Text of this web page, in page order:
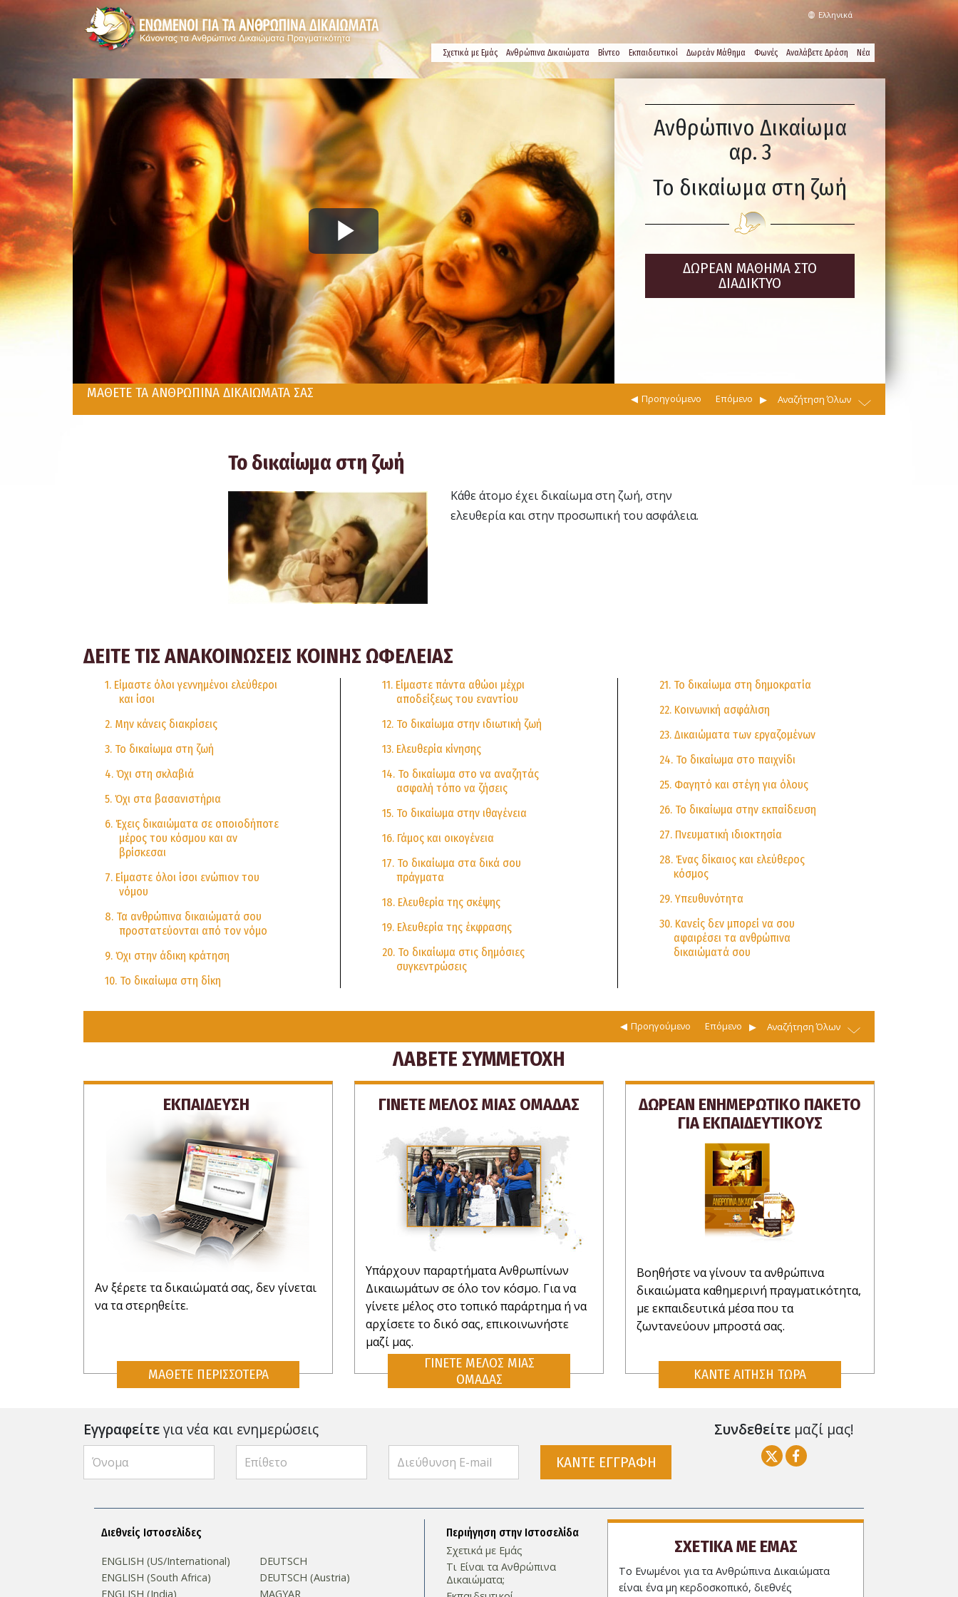
Ελληνικά
Σχετικά µε Εμάς Ανθρώπινα Δικαιώματα Βίντεο Εκπαιδευτικοί Δωρεάν Μάθημα Φωνές Αναλάβετε Δράση Νέα
Play
Video
Ανθρώπινο Δικαίωμα
αρ. 3
Το δικαίωμα στη ζωή
ΔΩΡΕΑΝ ΜΑΘΗΜΑ ΣΤΟ
ΔΙΑΔΙΚΤΥΟ
ΜΑΘΕΤΕ ΤΑ ΑΝΘΡΩΠΙΝΑ ΔΙΚΑΙΩΜΑΤΑ ΣΑΣ Επόμενο
Προηγούμενο Αναζήτηση Όλων
Το δικαίωμα στη ζωή
Κάθε άτοµο έχει δικαίωµα στη ζωή, στην
ελευθερία και στην προσωπική του ασφάλεια.
ΔΕΙΤΕ ΤΙΣ ΑΝΑΚΟΙΝΩΣΕΙΣ ΚΟΙΝΗΣ ΩΦΕΛΕΙΑΣ
1. Είμαστε όλοι γεννημένοι ελεύθεροι
και ίσοι
2. Μην κάνεις διακρίσεις
3. Το δικαίωμα στη ζωή
4. Όχι στη σκλαβιά
5. Όχι στα βασανιστήρια
6. Έχεις δικαιώματα σε οποιοδήποτε
μέρος του κόσμου και αν
βρίσκεσαι
7. Είμαστε όλοι ίσοι ενώπιον του
νόμου
8. Τα ανθρώπινα δικαιώματά σου
προστατεύονται από τον νόμο
9. Όχι στην άδικη κράτηση
10. Το δικαίωμα στη δίκη
11. Είμαστε πάντα αθώοι μέχρι
αποδείξεως του εναντίου
12. Το δικαίωμα στην ιδιωτική ζωή
13. Ελευθερία κίνησης
14. Το δικαίωμα στο να αναζητάς
ασφαλή τόπο να ζήσεις
15. Το δικαίωμα στην ιθαγένεια
16. Γάμος και οικογένεια
17. Το δικαίωμα στα δικά σου
πράγματα
18. Ελευθερία της σκέψης
19. Ελευθερία της έκφρασης
20. Το δικαίωμα στις δημόσιες
συγκεντρώσεις
21. Το δικαίωμα στη δημοκρατία
22. Κοινωνική ασφάλιση
23. Δικαιώματα των εργαζομένων
24. Το δικαίωμα στο παιχνίδι
25. Φαγητό και στέγη για όλους
26. Το δικαίωμα στην εκπαίδευση
27. Πνευματική ιδιοκτησία
28. Ένας δίκαιος και ελεύθερος
κόσμος
29. Υπευθυνότητα
30. Κανείς δεν μπορεί να σου
αφαιρέσει τα ανθρώπινα
δικαιώματά σου
Επόμενο
Προηγούμενο Αναζήτηση Όλων
ΛΑΒΕΤΕ ΣΥΜΜΕΤΟΧΗ
ΕΚΠΑΙΔΕΥΣΗ
Αν ξέρετε τα δικαιώματά σας, δεν γίνεται
να τα στερηθείτε.
ΜΑΘΕΤΕ ΠΕΡΙΣΣΟΤΕΡΑ
ΓΙΝΕΤΕ ΜΕΛΟΣ ΜΙΑΣ ΟΜΑΔΑΣ
Υπάρχουν παραρτήματα Ανθρωπίνων
Δικαιωμάτων σε όλο τον κόσμο. Για να
γίνετε μέλος στο τοπικό παράρτημα ή να
αρχίσετε το δικό σας, επικοινωνήστε
μαζί μας.
ΓΙΝΕΤΕ ΜΕΛΟΣ ΜΙΑΣ
ΟΜΑΔΑΣ
ΔΩΡΕΑΝ ΕΝΗΜΕΡΩΤΙΚΟ ΠΑΚΕΤΟ
ΓΙΑ ΕΚΠΑΙΔΕΥΤΙΚΟΥΣ
Βοηθήστε να γίνουν τα ανθρώπινα
δικαιώματα καθημερινή πραγματικότητα,
με εκπαιδευτικά μέσα που τα
ζωντανεύουν μπροστά σας.
ΚΑΝΤΕ ΑΙΤΗΣΗ ΤΩΡΑ
Εγγραφείτεγια νέα και ενημερώσεις
ΚΑΝΤΕ ΕΓΓΡΑΦΗ
Συνδεθείτεμαζί μας!
Διεθνείς Ιστοσελίδες
ENGLISH (US/International)
ENGLISH (South Africa)
ENGLISH (India)
DEUTSCH
DEUTSCH (Austria)
MAGYAR
Περιήγηση στην Ιστοσελίδα
Σχετικά µε Εμάς
Τι Είναι τα Ανθρώπινα
Δικαιώματα;
ΣΧΕΤΙΚΑ ΜΕ ΕΜΑΣ
Το Ενωμένοι για τα Ανθρώπινα Δικαιώματα
είναι ένα μη κερδοσκοπικό, διεθνές